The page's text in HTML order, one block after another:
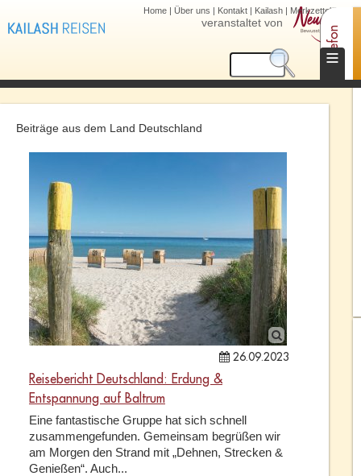
veranstaltet von
Home | Über uns | Kontakt | Kailash | Merkzettel (0)
≡
Beiträge aus dem Land Deutschland
26.09.2023
Reisebericht Deutschland: Erdung &
Entspannung auf Baltrum
Eine fantastische Gruppe hat sich schnell
zusammengefunden. Gemeinsam begrüßen wir
am Morgen den Strand mit „Dehnen, Strecken &
Genießen“. Auch...
Telefon